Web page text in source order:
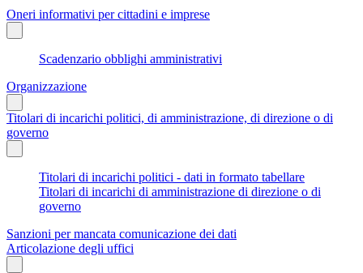
Oneri informativi per cittadini e imprese
Scadenzario obblighi amministrativi
Organizzazione
Titolari di incarichi politici, di amministrazione, di direzione o di
governo
Titolari di incarichi politici - dati in formato tabellare
Titolari di incarichi di amministrazione di direzione o di
governo
Sanzioni per mancata comunicazione dei dati
Articolazione degli uffici